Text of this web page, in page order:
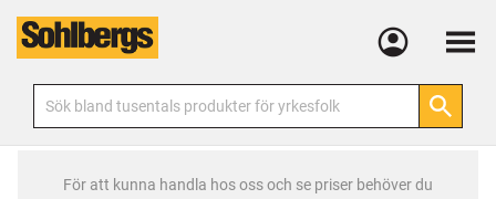
Meny
För att kunna handla hos oss och se priser behöver du